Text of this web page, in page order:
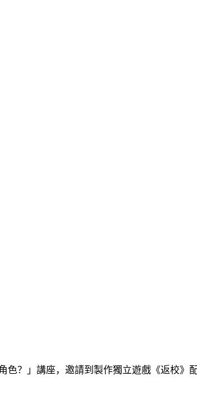
色？」講座，邀請到製作獨立遊戲《返校